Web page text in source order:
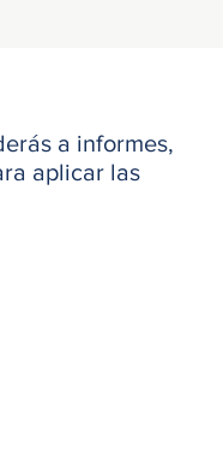
a informes,
aplicar las